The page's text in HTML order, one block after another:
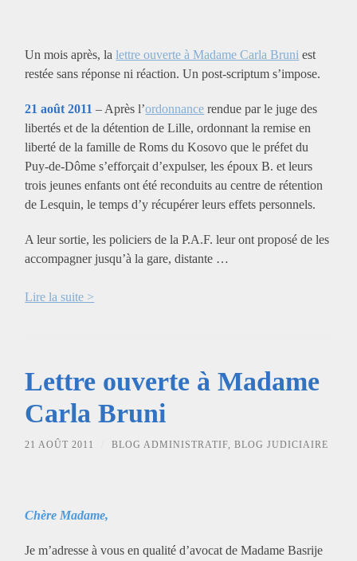
Un mois après, lalettre ouverte à Madame Carla Bruni est
restée sans réponse ni réaction. Un post-scriptum s’impose.
21 août 2011 – Après l’ordonnance rendue par le juge des
libertés et de la détention de Lille, ordonnant la remise en
liberté de la famille de Roms du Kosovo que le préfet du
Puy-de-Dôme s’efforçait d’expulser, les époux B. et leurs
trois jeunes enfants ont été reconduits au centre de rétention
de Lesquin, le temps d’y récupérer leurs effets personnels.
A leur sortie, les policiers de la P.A.F. leur ont proposé de les
accompagner jusqu’à la gare, distante …
Lire la suite >
Lettre ouverte à Madame
Carla Bruni
21 AOÛT 2011 BLOG ADMINISTRATIF,BLOG JUDICIAIRE
Chère Madame,
Je m’adresse à vous en qualité d’avocat de Madame Basrije